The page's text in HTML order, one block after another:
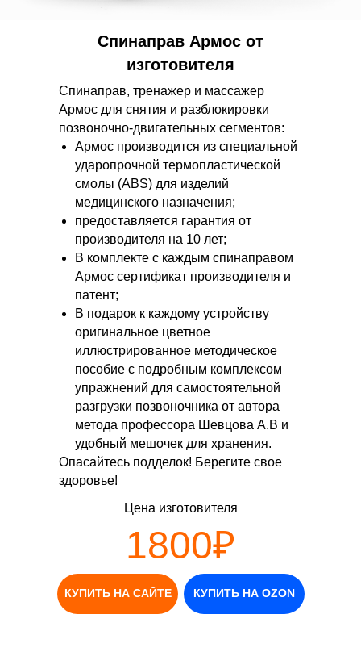
Спинаправ, тренажер и массажер
Армос для снятия и разблокировки
позвоночно-двигательных сегментов:
Армос производится из специальной
ударопрочной термопластической
смолы (ABS) для изделий
медицинского назначения;
предоставляется гарантия от
производителя на 10 лет;
В комплекте с каждым спинаправом
Армос сертификат производителя и
патент;
В подарок к каждому устройству
оригинальное цветное
иллюстрированное методическое
пособие с подробным комплексом
упражнений для самостоятельной
разгрузки позвоночника от автора
метода профессора Шевцова А.В и
удобный мешочек для хранения.
Опасайтесь подделок! Берегите свое
здоровье!
Спинаправ Армос от
изготовителя
Цена изготовителя
1800₽
КУПИТЬ НА САЙТЕ КУПИТЬ НА OZON